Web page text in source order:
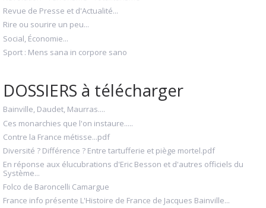
Revue de Presse et d'Actualité...
Rire ou sourire un peu...
Social, Économie...
Sport : Mens sana in corpore sano
DOSSIERS à télécharger
Bainville, Daudet, Maurras....
Ces monarchies que l'on instaure.....
Contre la France métisse...pdf
Diversité ? Différence ? Entre tartufferie et piège mortel.pdf
En réponse aux élucubrations d'Eric Besson et d'autres officiels du
Système...
Folco de Baroncelli Camargue
France info présente L'Histoire de France de Jacques Bainville...